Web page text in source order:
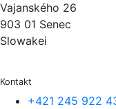
Vajanského 26
903 01 Senec
Slowakei
Kontakt
+421 245 922